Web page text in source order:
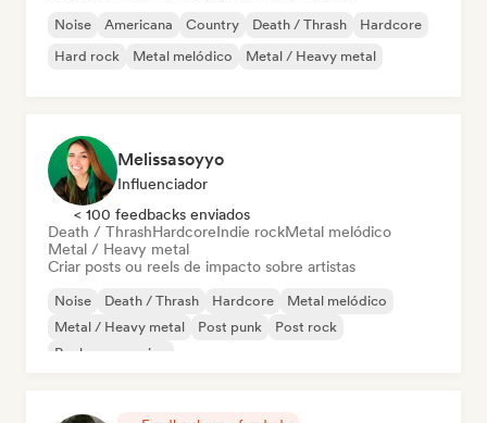
Noise Americana Country Death / Thrash
Hardcore
Hard rock
Metal melódico Metal / Heavy metal
Melissasoyyo
Influenciador
< 100 feedbacks enviados
Death / ThrashHardcoreIndie rockMetal melódico
Metal / Heavy metal
Criar posts ou reels de impacto sobre artistas
Noise Death / Thrash Hardcore
Metal melódico
Metal / Heavy metal
Post punk
Post rock
Rock progressivo